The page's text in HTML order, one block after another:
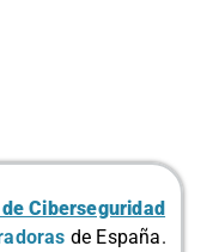
Ciberseguridad
de España.